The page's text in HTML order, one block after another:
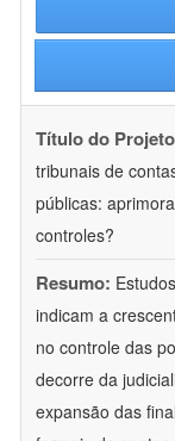
Título do
tribunais de
públicas:
controles?
Resumo:
indicam a
no controle das
decorre da
expansão das